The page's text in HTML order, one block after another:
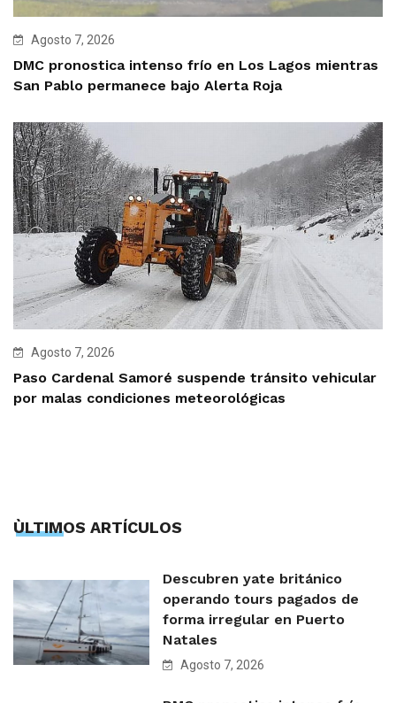
Agosto 7, 2026
DMC pronostica intenso frío en Los Lagos mientras
San Pablo permanece bajo Alerta Roja
Agosto 7, 2026
Paso Cardenal Samoré suspende tránsito vehicular
por malas condiciones meteorológicas
ÙLTIMOS ARTÍCULOS
Descubren yate británico
operando tours pagados de
forma irregular en Puerto
Natales
Agosto 7, 2026